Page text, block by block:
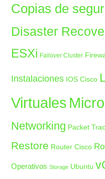
Copias de
Disaster
ESXi Failover Cluster
Instalaciones IOS Cisco
Virtuales
Networking Packet
Restore Router Cisco
Operativos Storage Ubuntu